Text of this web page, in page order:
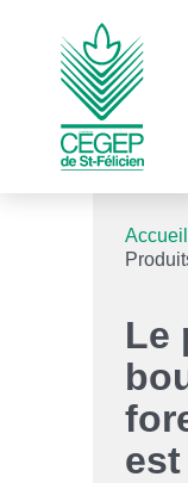
Accueil
Le